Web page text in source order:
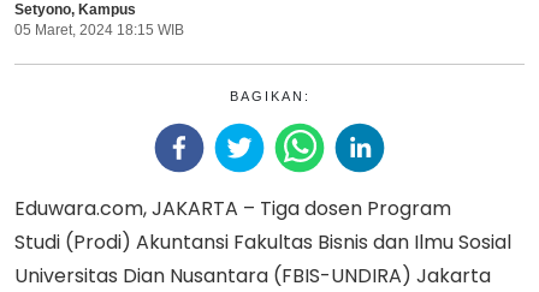
Setyono, Kampus
05 Maret, 2024 18:15 WIB
BAGIKAN:
Eduwara.com, JAKARTA – Tiga dosen Program
Studi (Prodi) Akuntansi Fakultas Bisnis dan Ilmu Sosial
Universitas Dian Nusantara (FBIS-UNDIRA) Jakarta